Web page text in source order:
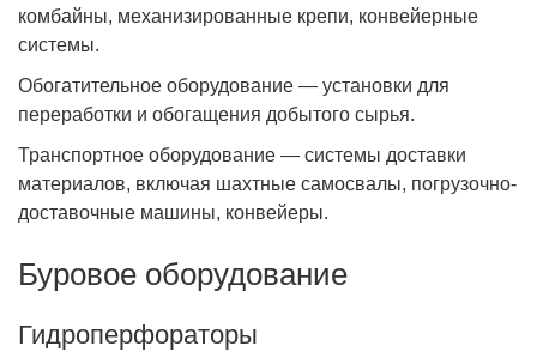
комбайны, механизированные крепи, конвейерные
системы.
Обогатительное оборудование — установки для
переработки и обогащения добытого сырья.
Транспортное оборудование — системы доставки
материалов, включая шахтные самосвалы, погрузочно-
доставочные машины, конвейеры.
Буровое оборудование
Гидроперфораторы